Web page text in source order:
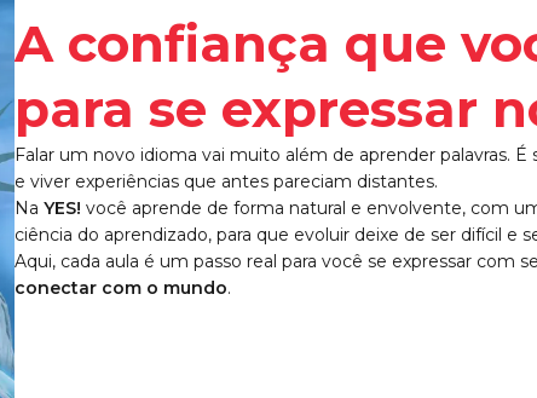
YES! -
A confiança que
para se expressar
Falar um novo idioma vai muito além de aprender palavras. É
e viver experiências que antes pareciam distantes.
Na YES! você aprende de forma natural e envolvente, com
ciência do aprendizado, para que evoluir deixe de ser difícil e
Aqui, cada aula é um passo real para você se expressar com
conectar com o mundo.